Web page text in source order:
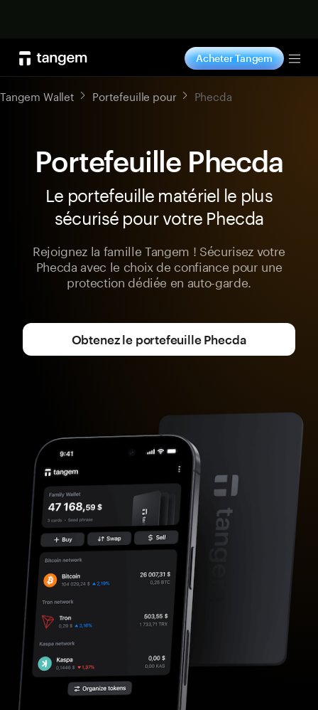
Acheter Tangem
Tangem Wallet Portefeuille pour Phecda
Portefeuille Phecda
Le portefeuille matériel le plus
sécurisé pour votre Phecda
Rejoignez la famille Tangem ! Sécurisez votre
Phecda avec le choix de confiance pour une
protection dédiée en auto-garde.
Obtenez le portefeuille Phecda